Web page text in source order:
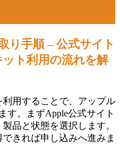
り手順 – 公式サイト
ト利用の流れを解
利用することで、アップル
す。まずApple公式サイト
品と状態を選択します。
きれば申し込みへ進みま